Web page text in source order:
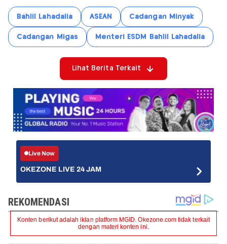
Bahlil Lahadalia ASEAN Cadangan Minyak
Cadangan Migas Menteri ESDM Bahlil Lahadalia
Lihat Berita Terkait
Live Now
OKEZONE LIVE 24 JAM